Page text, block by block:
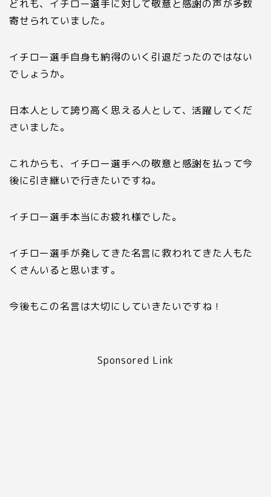
どれも、イチロー選手に対して敬意と感謝の声が多数
寄せられていました。
イチロー選手自身も納得のいく引退だったのではない
でしょうか。
日本人として誇り高く思える人として、活躍してくだ
さいました。
これからも、イチロー選手への敬意と感謝を払って今
後に引き継いで行きたいですね。
イチロー選手本当にお疲れ様でした。
イチロー選手が発してきた名言に救われてきた人もた
くさんいると思います。
今後もこの名言は大切にしていきたいですね！
Sponsored Link